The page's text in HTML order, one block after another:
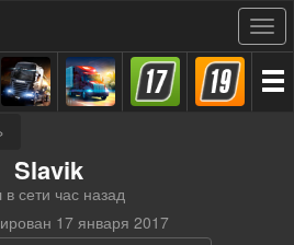
Slavik
сети час назад
17 января 2017